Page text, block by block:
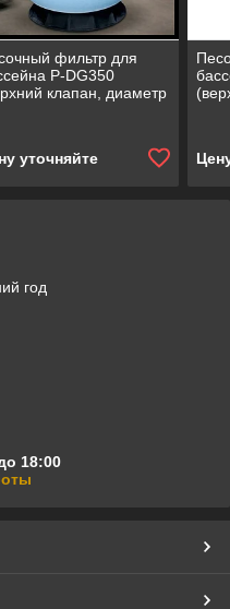
фильтр для
P-DG350
клапан, диаметр
ч, загрузка песка = 25
уточняйте
кг)
год
18:00